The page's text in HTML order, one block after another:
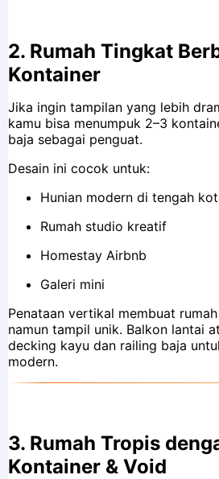
2. Rumah Tingkat
Kontainer
Jika ingin tampilan yang lebih
kamu bisa menumpuk 2–3
baja sebagai penguat.
Desain ini cocok untuk:
Hunian modern di tengah
Rumah studio kreatif
Homestay Airbnb
Galeri mini
Penataan vertikal membuat
namun tampil unik. Balkon lantai
decking kayu dan railing baja
modern.
3. Rumah Tropis
Kontainer & Void